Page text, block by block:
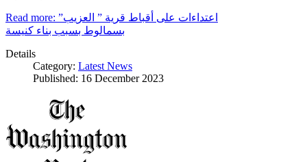
Read more: اعتداءات على أقباط قرية ” العزيب”
بسمالوط بسبب بناء كنيسة
Details
Category: Latest News
Published: 16 December 2023